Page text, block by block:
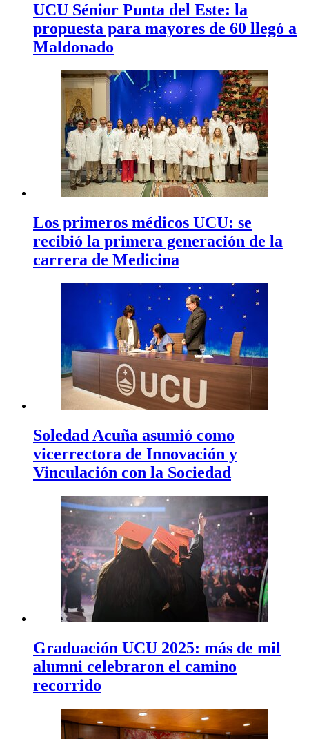
UCU Sénior Punta del Este: la
propuesta para mayores de 60 llegó a
Maldonado
Los primeros médicos UCU: se
recibió la primera generación de la
carrera de Medicina
Soledad Acuña asumió como
vicerrectora de Innovación y
Vinculación con la Sociedad
Graduación UCU 2025: más de mil
alumni celebraron el camino
recorrido